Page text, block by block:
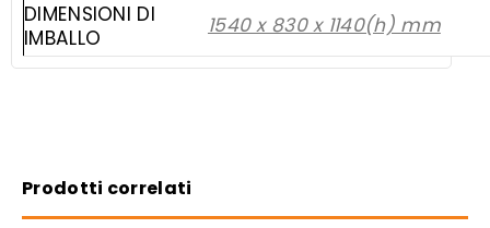
DIMENSIONI DI
IMBALLO
1540 x 830 x 1140(h) mm
Prodotti correlati